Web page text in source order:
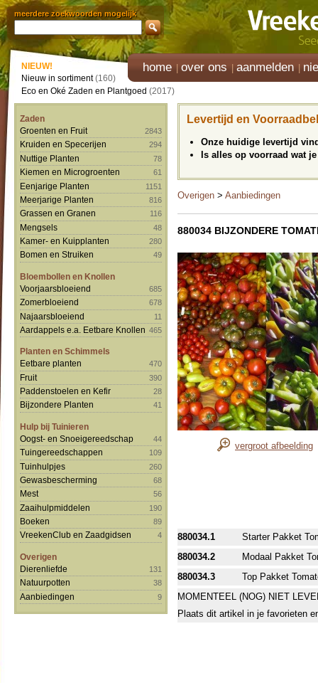
meerdere zoekwoorden mogelijk
home over ons aanmelden
NIEUW!
Nieuw in sortiment(160)
Eco en Oké Zaden en Plantgoed (2017)
Zaden
Groenten en Fruit
2843
Kruiden en Specerijen 294
Nuttige Planten 78
Kiemen en Microgroenten 61
Eenjarige Planten 1151
Meerjarige Planten 816
Grassen en Granen 116
Mengsels 48
Kamer- en Kuipplanten 280
Bomen en Struiken 49
Bloembollen en Knollen
Voorjaarsbloeiend
685
Zomerbloeiend 678
Najaarsbloeiend 11
Aardappels e.a. Eetbare Knollen 465
Planten en Schimmels
Eetbare planten
470
Fruit 390
Paddenstoelen en Kefir 28
Bijzondere Planten 41
Hulp bij Tuinieren
Oogst- en Snoeigereedschap
44
Tuingereedschappen 109
Tuinhulpjes 260
Gewasbescherming 68
Mest 56
Zaaihulpmiddelen 190
Boeken 89
VreekenClub en Zaadgidsen 4
Overigen
Dierenliefde
131
Natuurpotten 38
Aanbiedingen 9
Levertijd en
Onze huidige levertijd
Is alles op voorraad wat
Overigen > Aanbiedingen
880034 BIJZONDERE
vergroot afbeelding
880034.1
Starter Pakket
880034.2
Modaal Pakket
880034.3
Top Pakket
MOMENTEEL (NOG) NIET
Plaats dit artikel in je favorieten